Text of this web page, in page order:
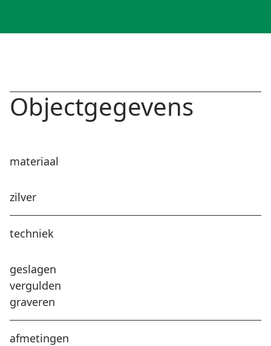
Objectgegevens
materiaal
zilver
techniek
geslagen
vergulden
graveren
afmetingen